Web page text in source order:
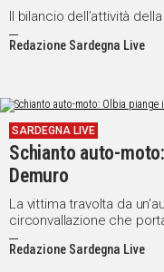
Il bilancio dell’attività
Redazione Sardegna Live
SARDEGNA LIVE
Schianto auto-
Demuro
La vittima travolta da
circonvallazione che
Redazione Sardegna Live